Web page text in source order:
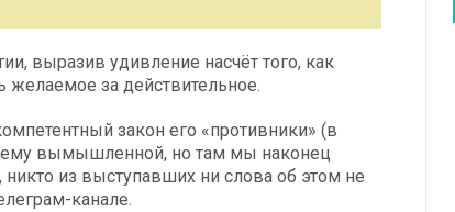
выразив удивление насчёт того, как
за действительное.
закон его «противники» (в
вымышленной, но там мы наконец
из выступавших ни слова об этом не
канале.